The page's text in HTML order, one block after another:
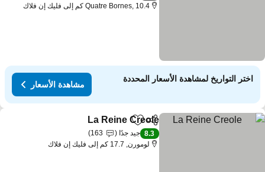
Quatre Bornes, 10.4 كم إلى فليك إن فلاك
اختر التواريخ لمشاهدة الأسعار المحددة
مشاهدة الأسعار
مشاركةAdd to favorites
La Reine Creole
8.3 جيد جدًا
163
لومورن, 17.7 كم إلى فليك إن فلاك